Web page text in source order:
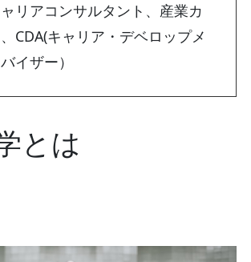
リアコンサルタント、産業カ
CDA(キャリア・デベロップメ
イザー）
とは